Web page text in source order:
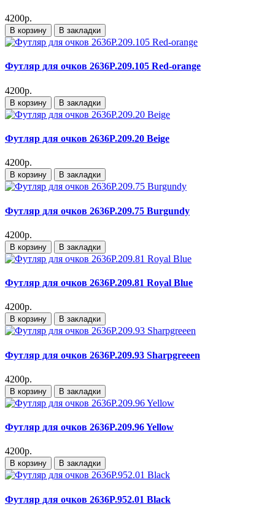
4200р.
В корзину В закладки
Футляр для очков 2636P.209.105 Red-orange
4200р.
В корзину В закладки
Футляр для очков 2636P.209.20 Beige
4200р.
В корзину В закладки
Футляр для очков 2636P.209.75 Burgundy
4200р.
В корзину В закладки
Футляр для очков 2636P.209.81 Royal Blue
4200р.
В корзину В закладки
Футляр для очков 2636P.209.93 Sharpgreeen
4200р.
В корзину В закладки
Футляр для очков 2636P.209.96 Yellow
4200р.
В корзину В закладки
Футляр для очков 2636P.952.01 Black